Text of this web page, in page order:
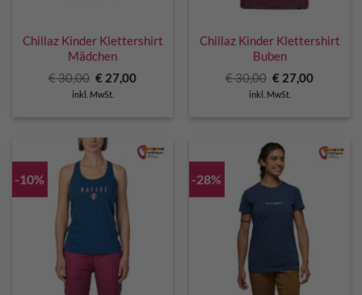
Chillaz Kinder Klettershirt
Mädchen
€30,00 Ursprünglicher
Preis
war:
€ 27,00Aktueller
inkl. MwSt.
Chillaz Kinder Klettershirt
Buben
€30,00 Ursprünglicher
Preis
war:
€ 27,00
inkl. MwSt.
-10% -28%